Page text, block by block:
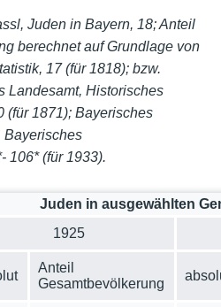
Juden in Bayern, 18; Anteil
berechnet auf Grundlage von
17 (für 1818); bzw.
Landesamt, Historisches
(für 1871); Bayerisches
Bayerisches
106* (für 1933).
Juden in ausgewählten
1925
Anteil
Gesamtbevölkerung